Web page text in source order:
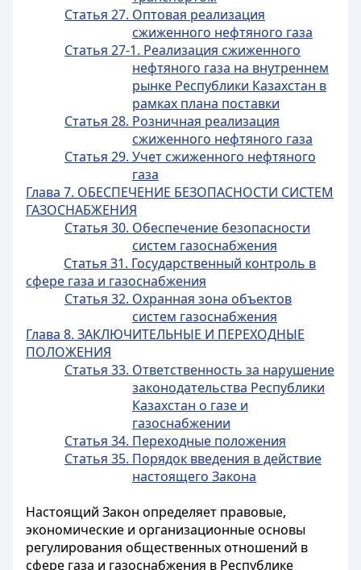
Статья 27. Оптовая реализация
сжиженного нефтяного газа
Статья 27-1. Реализация сжиженного
нефтяного газа на внутреннем
рынке Республики Казахстан в
рамках плана поставки
Статья 28. Розничная реализация
сжиженного нефтяного газа
Статья 29. Учет сжиженного нефтяного
газа
Глава 7. ОБЕСПЕЧЕНИЕ БЕЗОПАСНОСТИ СИСТЕМ
ГАЗОСНАБЖЕНИЯ
Статья 30. Обеспечение безопасности
систем газоснабжения
Статья 31. Государственный контроль в
сфере газа и газоснабжения
Статья 32. Охранная зона объектов
систем газоснабжения
Глава 8. ЗАКЛЮЧИТЕЛЬНЫЕ И ПЕРЕХОДНЫЕ
ПОЛОЖЕНИЯ
Статья 33. Ответственность за нарушение
законодательства Республики
Казахстан о газе и
газоснабжении
Статья 34. Переходные положения
Статья 35. Порядок введения в действие
настоящего Закона
Настоящий Закон определяет правовые,
экономические и организационные основы
регулирования общественных отношений в
сфере газа и газоснабжения в Республике